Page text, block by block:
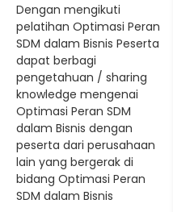
Dengan mengikuti
pelatihan Optimasi Peran
SDM dalam Bisnis Peserta
dapat berbagi
pengetahuan / sharing
knowledge mengenai
Optimasi Peran SDM
dalam Bisnis dengan
peserta dari perusahaan
lain yang bergerak di
bidang Optimasi Peran
SDM dalam Bisnis